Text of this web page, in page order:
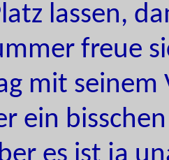
lassen,
freue
mit seinem
ein